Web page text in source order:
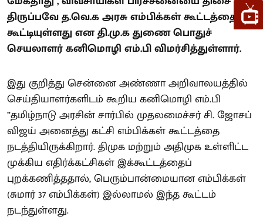
திருப்பவே த.வெ.க அரசு எம்பிக்கள் கூட்டத்தை
கூட்டியுள்ளது என தி.மு.க துணை பொதுச்
செயலாளர் கனிமொழி எம்.பி விமர்சித்துள்ளார்.
இது குறித்து சென்னை அண்ணா அறிவாலயத்தில்
செய்தியாளர்களிடம் கூறிய கனிமொழி எம்.பி
”தமிழ்நாடு அரசின் சார்பில் முதலமைச்சர் சி. ஜோசப்
விஜய் அனைத்து கட்சி எம்பிக்கள் கூட்டத்தை
நடத்தியிருக்கிறார். திமுக மற்றும் அதிமுக உள்ளிட்ட
முக்கிய எதிர்க்கட்சிகள் இக்கூட்டத்தைப்
புறக்கணித்ததால், பெரும்பான்மையான எம்பிக்கள்
(சுமார் 37 எம்பிக்கள்) இல்லாமல் இந்த கூட்டம்
நடந்துள்ளது.